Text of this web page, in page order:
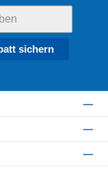
sichern